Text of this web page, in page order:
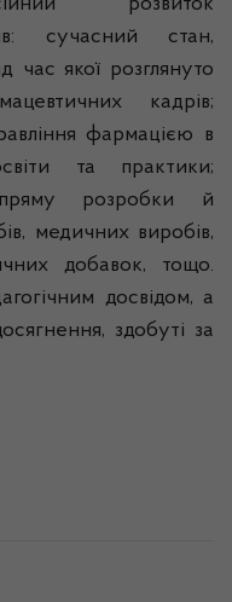
розвиток
сучасний стан,
час якої розглянуто
кадрів;
фармацією в
та практики;
розробки й
медичних виробів,
добавок, тощо.
досвідом, а
здобуті за